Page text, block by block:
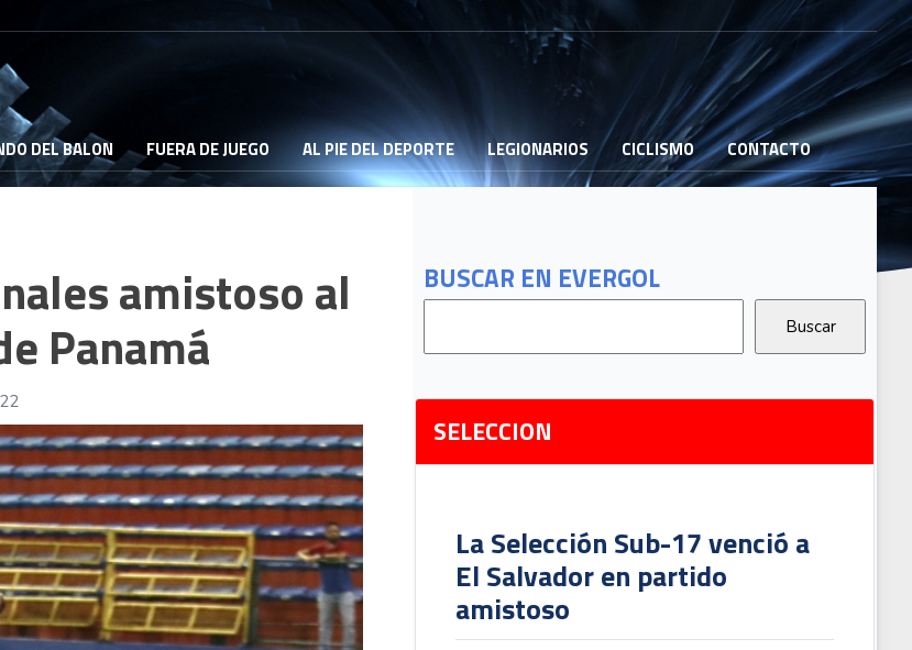
DEL BALON FUERA DE JUEGO AL PIE DEL DEPORTE LEGIONARIOS CICLISMO CONTACTO
BUSCAR EN EVERGOL
SELECCION
La Selección Sub-17 venció a
El Salvador en partido
amistoso
amistoso al
Panamá